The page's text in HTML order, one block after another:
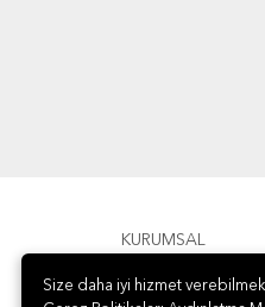
KURUMSAL
ÖDEME
Size daha iyi hizmet